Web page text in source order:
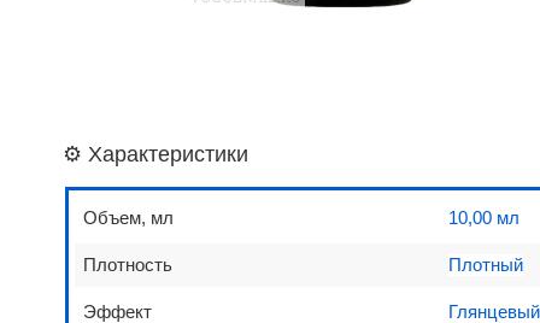
⚙️ Характеристики
Объем, мл 10,00 мл
Плотность Плотный
Эффект Глянцевый